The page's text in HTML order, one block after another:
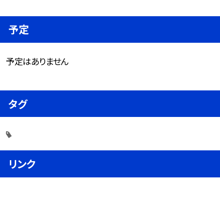
予定
予定はありません
タグ
リンク